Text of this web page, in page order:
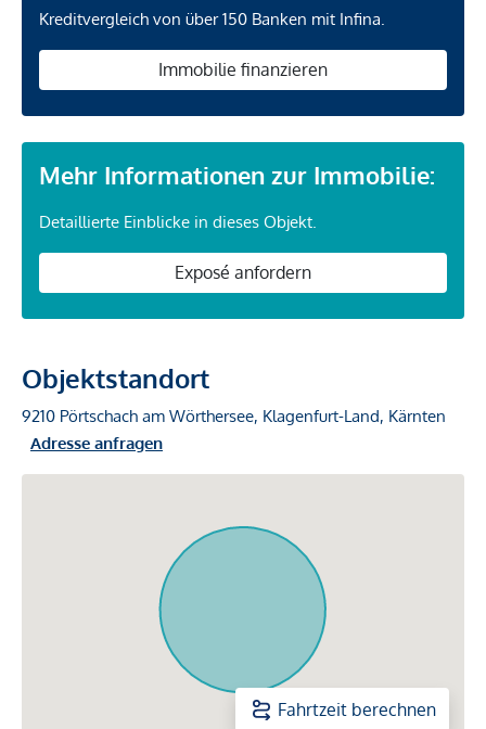
Kreditvergleich von über 150 Banken mit Infina.
Immobilie finanzieren
Mehr Informationen zur Immobilie:
Detaillierte Einblicke in dieses Objekt.
Exposé anfordern
Objektstandort
9210 Pörtschach am Wörthersee, Klagenfurt-Land, Kärnten
Adresse anfragen
Fahrtzeit berechnen